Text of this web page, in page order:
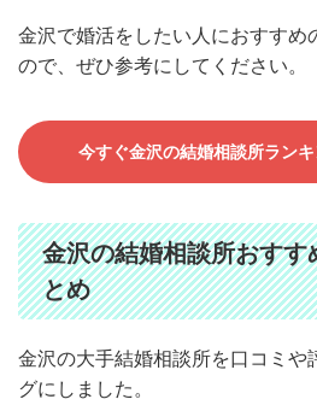
金沢で婚活をしたい人におすすめ
ので、ぜひ参考にしてください。
今すぐ金沢の結婚相談所ラン
金沢の結婚相談所おすす
とめ
金沢の大手結婚相談所を口コミや
グにしました。